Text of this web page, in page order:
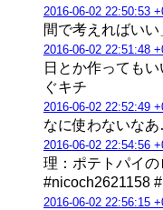
2016-06-02 22:50:53
間で考えればいい
2016-06-02 22:51:48
日とか作ってもい
ぐキチ
2016-06-02 22:52:49
なに使わないな
2016-06-02 22:54:56
理：ポテトパイ
#nicoch2621158
2016-06-02 22:56:15